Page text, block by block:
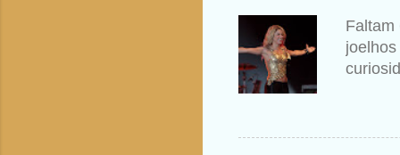
Faltam
ouvir